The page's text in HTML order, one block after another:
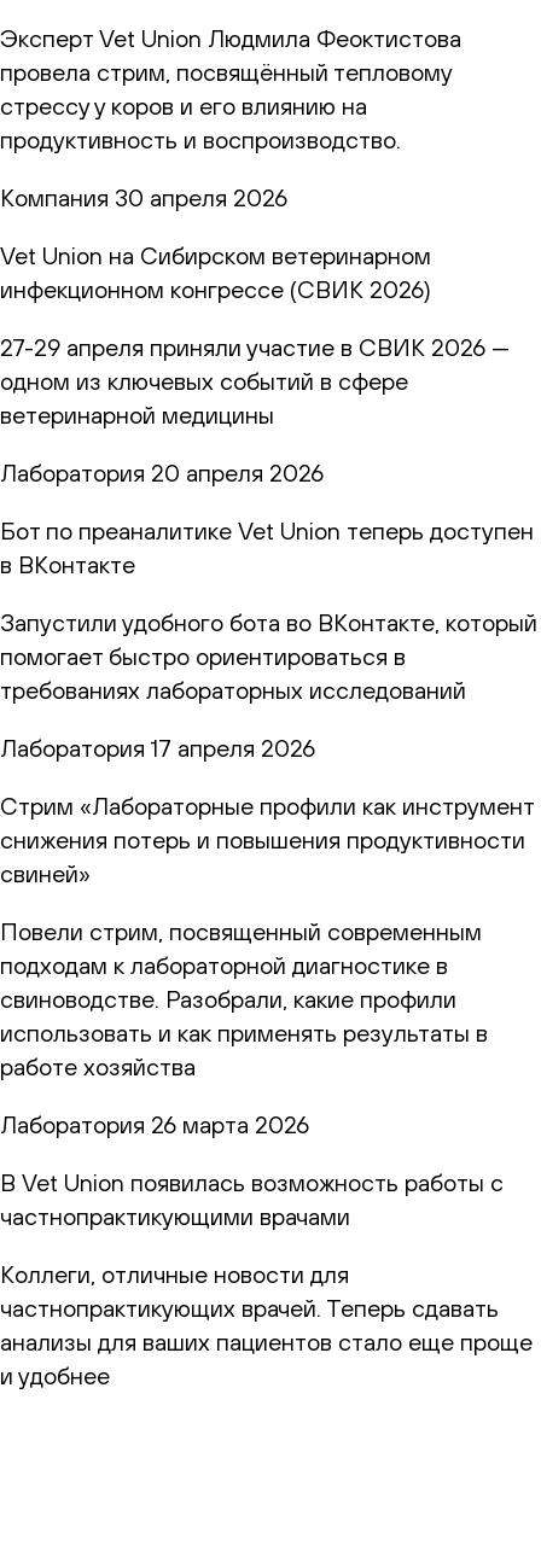
Эксперт Vet Union Людмила Феоктистова
провела стрим, посвящённый тепловому
стрессу у коров и его влиянию на
продуктивность и воспроизводство.
Компания 30 апреля 2026
Vet Union на Сибирском ветеринарном
инфекционном конгрессе (СВИК 2026)
27-29 апреля приняли участие в СВИК 2026 —
одном из ключевых событий в сфере
ветеринарной медицины
Лаборатория 20 апреля 2026
Бот по преаналитике Vet Union теперь доступен
в ВКонтакте
Запустили удобного бота во ВКонтакте, который
помогает быстро ориентироваться в
требованиях лабораторных исследований
Лаборатория 17 апреля 2026
Стрим «Лабораторные профили как инструмент
снижения потерь и повышения продуктивности
свиней»
Повели стрим, посвященный современным
подходам к лабораторной диагностике в
свиноводстве. Разобрали, какие профили
использовать и как применять результаты в
работе хозяйства
Лаборатория 26 марта 2026
В Vet Union появилась возможность работы с
частнопрактикующими врачами
Коллеги, отличные новости для
частнопрактикующих врачей. Теперь сдавать
анализы для ваших пациентов стало еще проще
и удобнее